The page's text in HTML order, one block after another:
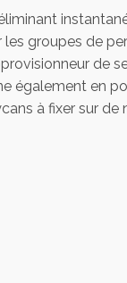
groupes de
de
également en
à fixer sur